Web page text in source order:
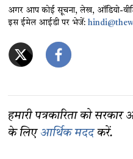
अगर आप कोई सूचना, लेख, ऑडियो-
इस ईमेल आईडी पर भेजें:
हमारी पत्रकारिता को
के लिए आर्थिक मददकरें.